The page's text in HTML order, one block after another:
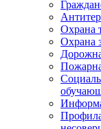
Охрана
Охрана